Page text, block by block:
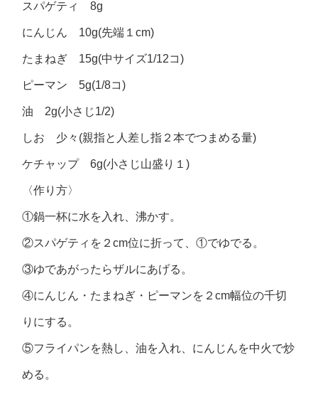
スパゲティ 8g
にんじん 10g(先端１cm)
たまねぎ 15g(中サイズ1/12コ)
ピーマン 5g(1/8コ)
油 2g(小さじ1/2)
しお 少々(親指と人差し指２本でつまめる量)
ケチャップ 6g(小さじ山盛り１)
〈作り方〉
①鍋一杯に水を入れ、沸かす。
②スパゲティを２cm位に折って、①でゆでる。
③ゆであがったらザルにあげる。
④にんじん・たまねぎ・ピーマンを２cm幅位の千切
りにする。
⑤フライパンを熱し、油を入れ、にんじんを中火で炒
める。